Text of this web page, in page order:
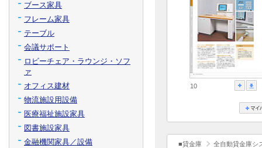
10
■貸金庫 全自動貸金庫
ブース家具
フレーム家具
テーブル
会議サポート
ロビーチェア・ラウンジ・ソフ
ァ
オフィス建材
物流施設用設備
医療福祉施設家具
図書施設家具
金融機関家具／設備